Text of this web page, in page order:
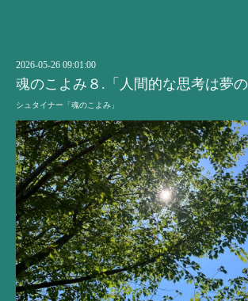
2026-05-26 09:01:00
魂のこよみ８.「人間的な思考は夢の
シュタイナー「魂のこよみ」